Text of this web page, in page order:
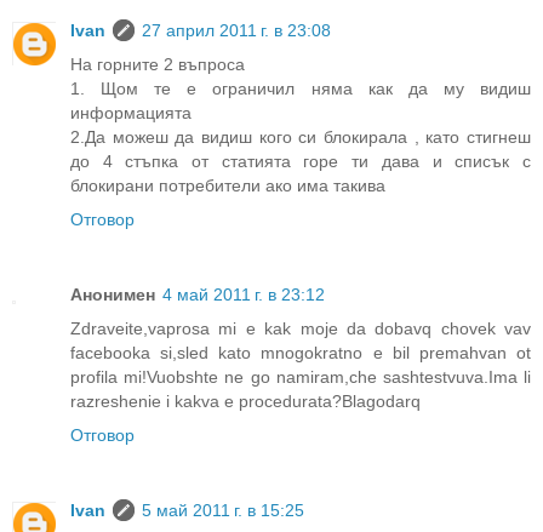
Ivan
27 април 2011 г. в 23:08
На горните 2 въпроса
1. Щом те е ограничил няма как да му видиш
информацията
2.Да можеш да видиш кого си блокирала , като стигнеш
до 4 стъпка от статията горе ти дава и списък с
блокирани потребители ако има такива
Отговор
Анонимен 4 май 2011 г. в 23:12
Zdraveite,vaprosa mi e kak moje da dobavq chovek vav
facebooka si,sled kato mnogokratno e bil premahvan ot
profila mi!Vuobshte ne go namiram,che sashtestvuva.Ima li
razreshenie i kakva e procedurata?Blagodarq
Отговор
Ivan
5 май 2011 г. в 15:25